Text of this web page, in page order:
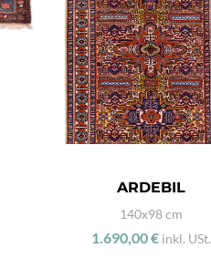
ARDEBIL
140x98 cm
1.690,00 € inkl. USt.